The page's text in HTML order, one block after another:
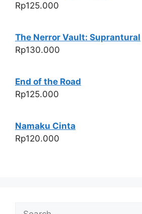
Rp125.000
The Nerror Vault: Suprantural
Rp130.000
End of the Road
Rp125.000
Namaku Cinta
Rp120.000
Search